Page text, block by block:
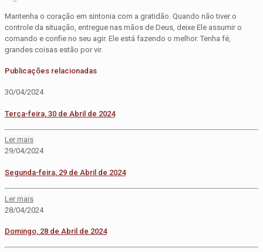
Mantenha o coração em sintonia com a gratidão. Quando não tiver o
controle da situação, entregue nas mãos de Deus, deixe Ele assumir o
comando e confie no seu agir. Ele está fazendo o melhor. Tenha fé,
grandes coisas estão por vir.
Publicações relacionadas
30/04/2024
Terça-feira, 30 de Abril de 2024
Ler mais
29/04/2024
Segunda-feira, 29 de Abril de 2024
Ler mais
28/04/2024
Domingo, 28 de Abril de 2024